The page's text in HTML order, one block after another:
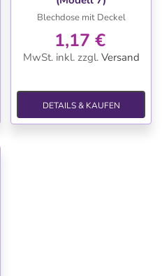
Blechdose mit Deckel
1,17 €
MwSt. inkl. zzgl. Versand
DETAILS & KAUFEN